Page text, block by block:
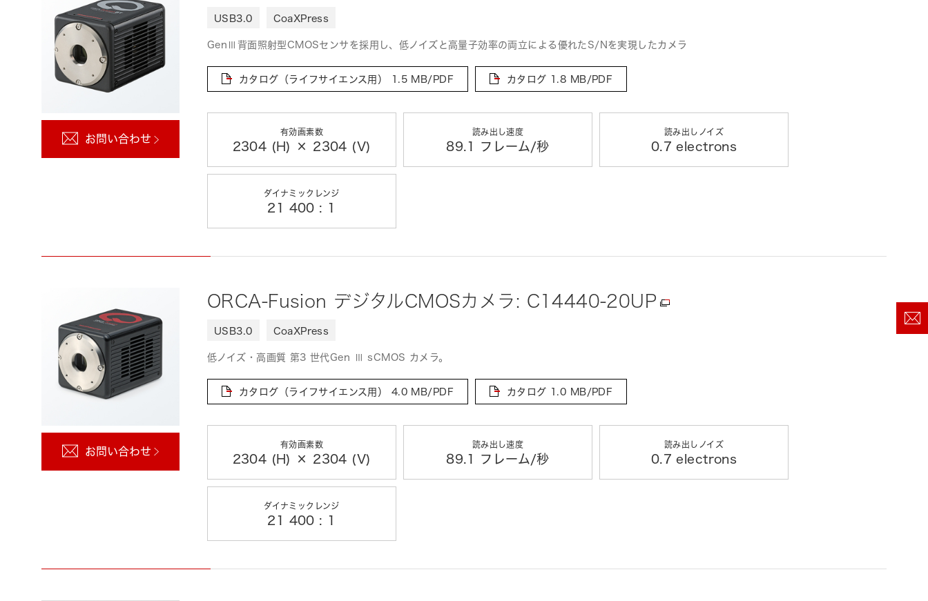
お問い合わせ
USB3.0 CoaXPress
GenⅢ背面照射型CMOSセンサを採用し、低ノイズと高量子効率の両立による優れたS/Nを実現したカメラ
カタログ（ライフサイエンス用） 1.5 MB/PDF カタログ 1.8 MB/PDF
有効画素数
2304 (H) × 2304 (V)
読み出し速度
89.1 フレーム/秒
読み出しノイズ
0.7 electrons
ダイナミックレンジ
21 400 : 1
お問い合わせ
ORCA-Fusion デジタルCMOSカメラ: C14440-20UP
USB3.0 CoaXPress
低ノイズ・高画質 第3 世代Gen Ⅲ sCMOS カメラ。
カタログ（ライフサイエンス用） 4.0 MB/PDF カタログ 1.0 MB/PDF
有効画素数
2304 (H) × 2304 (V)
読み出し速度
89.1 フレーム/秒
読み出しノイズ
0.7 electrons
ダイナミックレンジ
21 400 : 1